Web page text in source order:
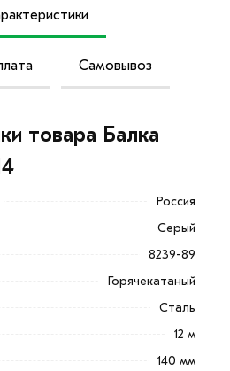
Самовывоз
товара Балка
Россия
Серый
8239-89
Горячекатаный
Сталь
12 м
140 мм